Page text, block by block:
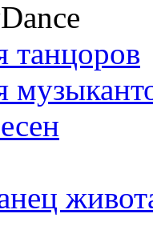
танцоров